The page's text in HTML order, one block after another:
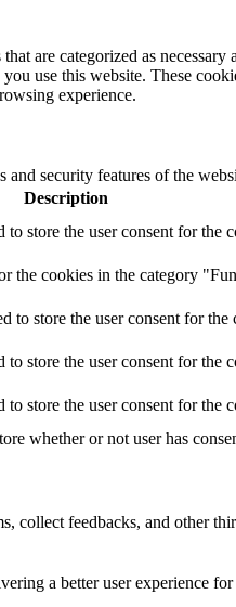
are categorized as necessary
use this website. These
experience.
security features of the
Description
store the user consent for the
the cookies in the category
store the user consent for
store the user consent for the
store the user consent for the
whether or not user has
collect feedbacks, and other
a better user experience